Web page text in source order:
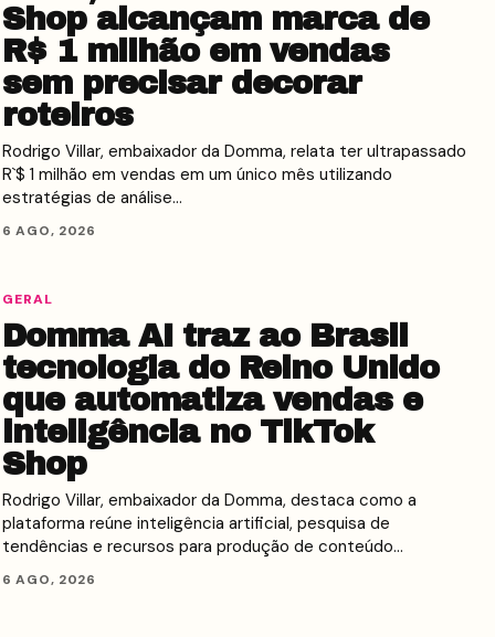
Shop alcançam marca de
R$ 1 milhão em vendas
sem precisar decorar
roteiros
Rodrigo Villar, embaixador da Domma, relata ter ultrapassado
R`$ 1 milhão em vendas em um único mês utilizando
estratégias de análise…
6 AGO, 2026
GERAL
Domma AI traz ao Brasil
tecnologia do Reino Unido
que automatiza vendas e
inteligência no TikTok
Shop
Rodrigo Villar, embaixador da Domma, destaca como a
plataforma reúne inteligência artificial, pesquisa de
tendências e recursos para produção de conteúdo…
6 AGO, 2026